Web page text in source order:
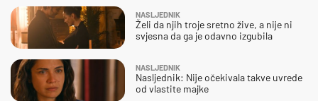
NASLJEDNIK
Želi da njih troje sretno žive, a nije ni
svjesna da ga je odavno izgubila
NASLJEDNIK
Nasljednik: Nije očekivala takve uvrede
od vlastite majke